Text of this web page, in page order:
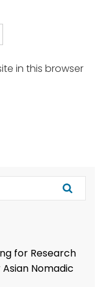
in this browser
for Research
Nomadic